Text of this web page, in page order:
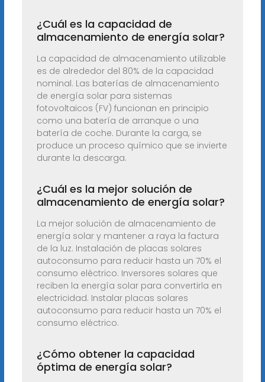
¿Cuál es la capacidad de
almacenamiento de energía solar?
La capacidad de almacenamiento utilizable
es de alrededor del 80% de la capacidad
nominal. Las baterías de almacenamiento
de energía solar para sistemas
fotovoltaicos (FV) funcionan en principio
como una batería de arranque o una
batería de coche. Durante la carga, se
produce un proceso químico que se invierte
durante la descarga.
¿Cuál es la mejor solución de
almacenamiento de energía solar?
La mejor solución de almacenamiento de
energía solar y mantener a raya la factura
de la luz. Instalación de placas solares
autoconsumo para reducir hasta un 70% el
consumo eléctrico. Inversores solares que
reciben la energía solar para convertirla en
electricidad. Instalar placas solares
autoconsumo para reducir hasta un 70% el
consumo eléctrico.
¿Cómo obtener la capacidad
óptima de energía solar?